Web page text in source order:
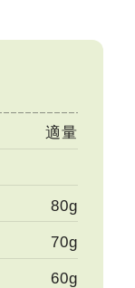
適量
80g
70g
60g